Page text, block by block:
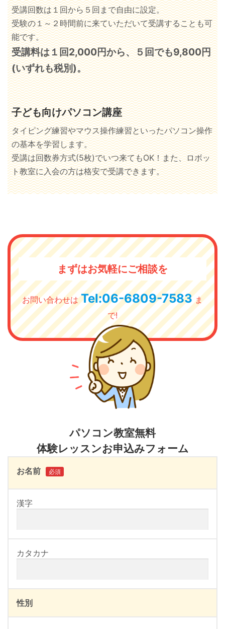
受講回数は１回から５回まで自由に設定。
受験の１～２時間前に来ていただいて受講することも可
能です。
受講料は１回2,000円から、５回でも9,800円
(いずれも税別)。
子ども向けパソコン講座
タイピング練習やマウス操作練習といったパソコン操作
の基本を学習します。
受講は回数券方式(5枚)でいつ来てもOK！また、ロボッ
ト教室に入会の方は格安で受講できます。
まずはお気軽にご相談を
お問い合わせはTel:06-6809-7583ま
で!
パソコン教室無料
体験レッスンお申込みフォーム
お名前 必須
漢字
カタカナ
性別